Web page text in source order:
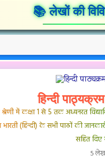
📚 लेखों की
हिन्दी
में कक्षा 1 से 5 तक अध्यनरत
भारती (हिन्दी) के सभी पाठों की
सहित दिए
5